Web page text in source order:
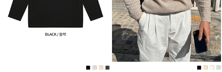
■ ■ ■ ■
■ ■ ■ ■